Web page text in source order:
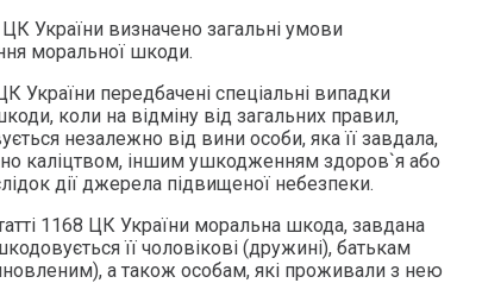
ЦК України визначено загальні умови
моральної шкоди.
України передбачені спеціальні випадки
коли на відміну від загальних правил,
незалежно від вини особи, яка її завдала,
каліцтвом, іншим ушкодженням здоров`я або
дії джерела підвищеної небезпеки.
1168 ЦК України моральна шкода, завдана
її чоловікові (дружині), батькам
а також особам, які проживали з нею